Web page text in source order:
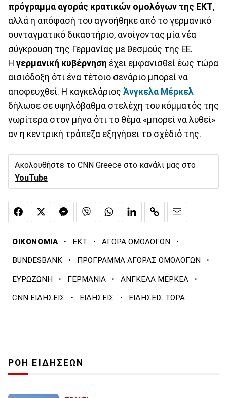
πρόγραμμα αγοράς κρατικών ομολόγων της ΕΚΤ,
αλλά η απόφασή του αγνοήθηκε από το γερμανικό
συνταγματικό δικαστήριο, ανοίγοντας μία νέα
σύγκρουση της Γερμανίας με θεσμούς της ΕΕ.
Η γερμανική κυβέρνηση έχει εμφανισθεί έως τώρα
αισιόδοξη ότι ένα τέτοιο σενάριο μπορεί να
αποφευχθεί. Η καγκελάριος Άνγκελα Μέρκελ
δήλωσε σε υψηλόβαθμα στελέχη του κόμματός της
νωρίτερα στον μήνα ότι το θέμα «μπορεί να λυθεί»
αν η κεντρική τράπεζα εξηγήσει το σχέδιό της.
Ακολουθήστε το CNN Greece στο κανάλι μας στο
YouTube
ΟΙΚΟΝΟΜΙΑ · ΕΚΤ · ΑΓΟΡΑ ΟΜΟΛΟΓΩΝ ·
BUNDESBANK · ΠΡΟΓΡΑΜΜΑ ΑΓΟΡΑΣ ΟΜΟΛΟΓΩΝ ·
ΕΥΡΩΖΩΝΗ · ΓΕΡΜΑΝΙΑ · ΑΝΓΚΕΛΑ ΜΕΡΚΕΛ ·
CNN ΕΙΔΗΣΕΙΣ · ΕΙΔΗΣΕΙΣ · ΕΙΔΗΣΕΙΣ ΤΩΡΑ
ΡΟΗ ΕΙΔΗΣΕΩΝ